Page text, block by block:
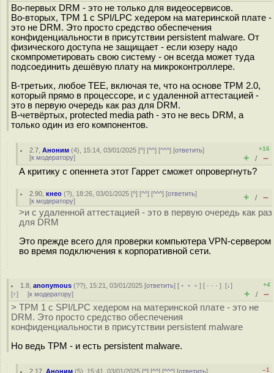
Во-первых DRM - это не только для видеосервисов.
Во-вторых, TPM 1 с SPI/LPC хедером на материнской плате -
это не DRM. Это просто средство обеспечения
конфиденциальности в присутствии persistent malware. От
физического доступа не защищает - если юзеру надо
скомпрометировать свою систему - он всегда может туда
подсоединить дешёвую плату на микроконтроллере.
В-третьих, любое TEE, включая те, что на основе TPM 2.0,
который прямо в процессоре, и с удаленной аттестацией -
это в первую очередь как раз для DRM.
В-четвёртых, protected media path - это не весь DRM, а
только один из его компонентов.
2.7 ,Аноним (4), 15:14, 03/01/2025 [^] [^^] [^^^] [ответить]
[к модератору]
+16
+ / –
А критику с опеннета этот Гаррет сможет опровергнуть?
2.90 ,кнео (?), 18:26, 03/01/2025 [^] [^^] [^^^] [ответить]
[к модератору] + / –
>и с удаленной аттестацией - это в первую очередь как раз
для DRM
Это прежде всего для проверки компьютера VPN-сервером
во время подключения к корпоративной сети.
1.8 ,anonymous (??), 15:21, 03/01/2025 [ответить] [ ﹢﹢﹢] [ · · ·][↓]
[↑] [к модератору]
+4
+ / –
> TPM 1 с SPI/LPC хедером на материнской плате - это не
DRM. Это просто средство обеспечения
конфиденциальности в присутствии persistent malware
Но ведь TPM - и есть persistent malware.
2.17 ,Аноним (5), 15:41, 03/01/2025 [^] [^^] [^^^] [ответить]
–1